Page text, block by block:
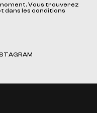
Vous trouverez
dans les conditions